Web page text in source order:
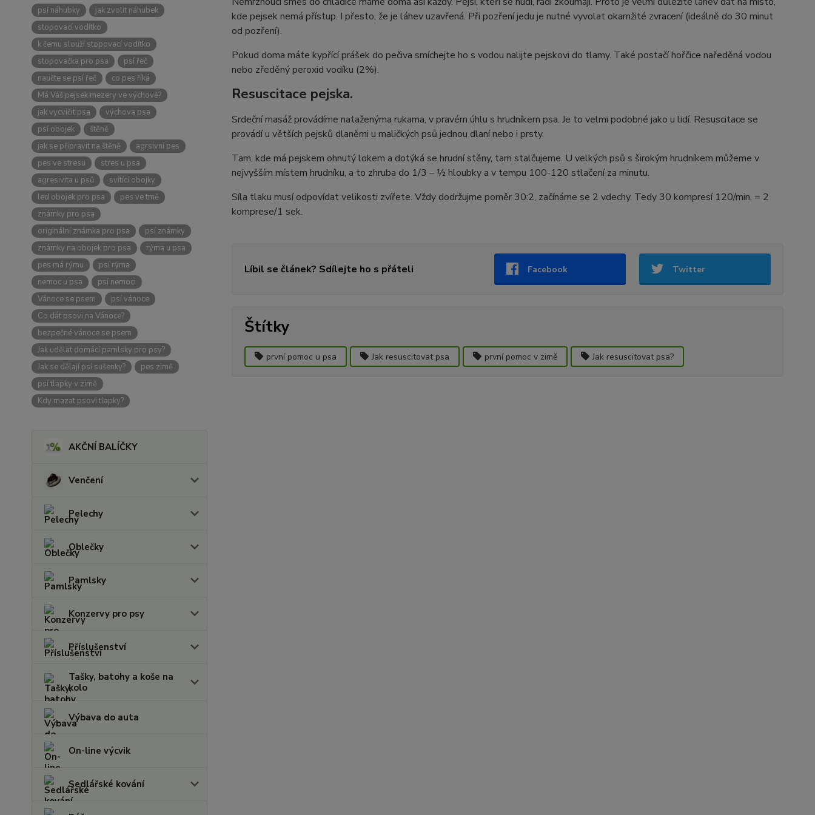
psí náhubky
jak zvolit náhubek
stopovací vodítko
k čemu slouží stopovací vodítko
stopovačka pro psa
psí řeč
naučte se psí řeč
co pes říká
Má Váš pejsek mezery ve výchově?
jak vycvičit psa
výchova psa
psí obojek
štěně
jak se připravit na štěně
agrsivní pes
pes ve stresu
stres u psa
agresivita u psů
svítící obojky
led obojek pro psa
pes ve tmě
známky pro psa
originální známka pro psa
psí známky
známky na obojek pro psa
rýma u psa
pes má rýmu
psí rýma
nemoc u psa
psí nemoci
Vánoce se psem
psí vánoce
Co dát psovi na Vánoce?
bezpečné vánoce se psem
Jak udělat domácí pamlsky pro psy?
Jak se dělají psí sušenky?
pes zimě
psí tlapky v zimě
Kdy mazat psovi tlapky?
AKČNÍ BALÍČKY
Venčení
Pelechy
Oblečky
Pamlsky
Konzervy pro psy
Příslušenství
Tašky, batohy a koše na
kolo
Výbava do auta
On-line výcvik
Sedlářské kování
kde pejsek nemá přístup. I přesto, že je láhev uzavřená. Při pozření jedu je nutné vyvolat okamžité zvracení (ideálně do 30 minut
od pozření).
Pokud doma máte kypřící prášek do pečiva smíchejte ho s vodou nalijte pejskovi do tlamy. Také postačí hořčice naředěná vodou
nebo zředěný peroxid vodíku (2%).
Resuscitace pejska.
Srdeční masáž provádíme nataženýma rukama, v pravém úhlu s hrudníkem psa. Je to velmi podobné jako u lidí. Resuscitace se
provádí u větších pejsků dlaněmi u maličkých psů jednou dlaní nebo i prsty.
Tam, kde má pejskem ohnutý lokem a dotýká se hrudní stěny, tam stalčujeme. U velkých psů s širokým hrudníkem můžeme v
nejvyšším místem hrudníku, a to zhruba do 1/3 – ½ hloubky a v tempu 100-120 stlačení za minutu.
Síla tlaku musí odpovídat velikosti zvířete. Vždy dodržujme poměr 30:2, začínáme se 2 vdechy. Tedy 30 kompresí 120/min. = 2
komprese/1 sek.
Líbil se článek? Sdílejte ho s přáteli Facebook Twitter
Štítky
první pomoc u psa Jak resuscitovat psa první pomoc v zimě Jak resuscitovat psa?